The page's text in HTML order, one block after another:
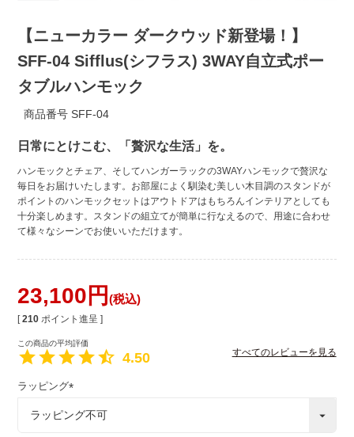
【ニューカラー ダークウッド新登場！】
SFF-04 Sifflus(シフラス) 3WAY自立式ポー
タブルハンモック
商品番号 SFF-04
日常にとけこむ、「贅沢な生活」を。
ハンモックとチェア、そしてハンガーラックの3WAYハンモックで贅沢な
毎日をお届けいたします。お部屋によく馴染む美しい木目調のスタンドが
ポイントのハンモックセットはアウトドアはもちろんインテリアとしても
十分楽しめます。スタンドの組立てが簡単に行なえるので、用途に合わせ
て様々なシーンでお使いいただけます。
23,100 税込
[ 210 ポイント進呈 ]
4.50 すべてのレビューを見る
ラッピング
必